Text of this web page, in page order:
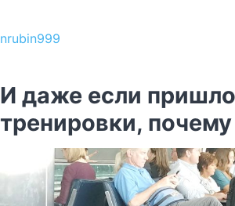
nrubin999
И даже если
тренировки,